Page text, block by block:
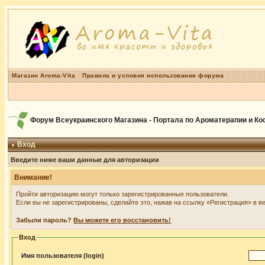
Магазин Aroma-Vita Правила и условия использования форума
Форум Всеукраинского Магазина - Портала по Ароматерапии и
Вход
Введите ниже ваши данные для авторизации
Внимание!
Пройти авторизацию могут только зарегистрированные пользователи.
Если вы не зарегистрированы, сделайте это, нажав на ссылку «Регистрация» в
Забыли пароль?Вы можете его восстановить!
Вход
Имя пользователя (login)